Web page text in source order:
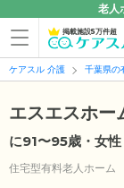
老人
掲載施設5万件超
ケアスル 介護 千葉県の
エスエスホー
に91〜95歳・女
住宅型有料老人ホーム